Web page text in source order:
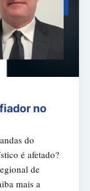
no
do
é afetado?
de
mais a